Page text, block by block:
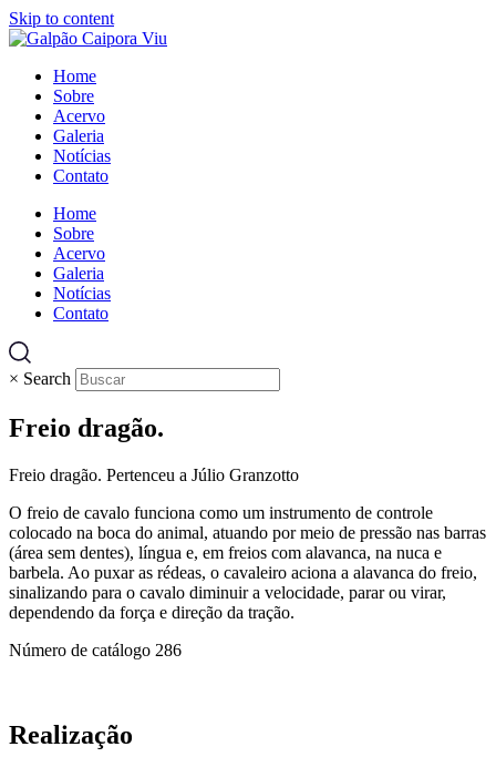
Skip to content
Home
Sobre
Acervo
Galeria
Notícias
Contato
Home
Sobre
Acervo
Galeria
Notícias
Contato
× Search
Freio dragão.
Freio dragão. Pertenceu a Júlio Granzotto
O freio de cavalo funciona como um instrumento de controle
colocado na boca do animal, atuando por meio de pressão nas barras
(área sem dentes), língua e, em freios com alavanca, na nuca e
barbela. Ao puxar as rédeas, o cavaleiro aciona a alavanca do freio,
sinalizando para o cavalo diminuir a velocidade, parar ou virar,
dependendo da força e direção da tração.
Número de catálogo 286
Realização